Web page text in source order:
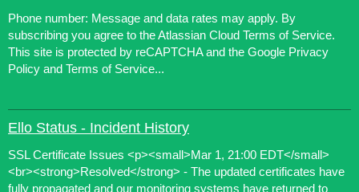
Phone number: Message and data rates may apply. By
subscribing you agree to the Atlassian Cloud Terms of Service.
This site is protected by reCAPTCHA and the Google Privacy
Policy and Terms of Service...
Ello Status - Incident History
SSL Certificate Issues <p><small>Mar 1, 21:00 EDT</small>
<br><strong>Resolved</strong> - The updated certificates have
fully propagated and our monitoring systems have returned to